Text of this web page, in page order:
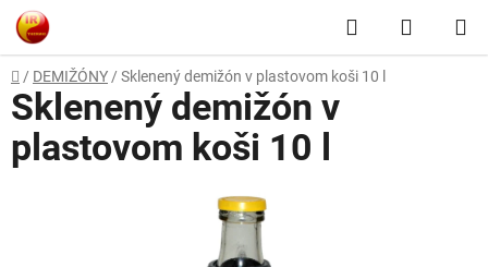
Prejsť
na
obsah
Hľadať
KOŠÍK
Domov
/ DEMIŽÓNY / Sklenený demižón v plastovom koši 10 l
Sklenený demižón v
plastovom koši 10 l